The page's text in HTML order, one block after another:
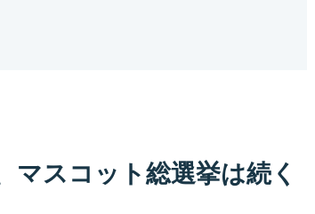
マスコット総選挙は続く